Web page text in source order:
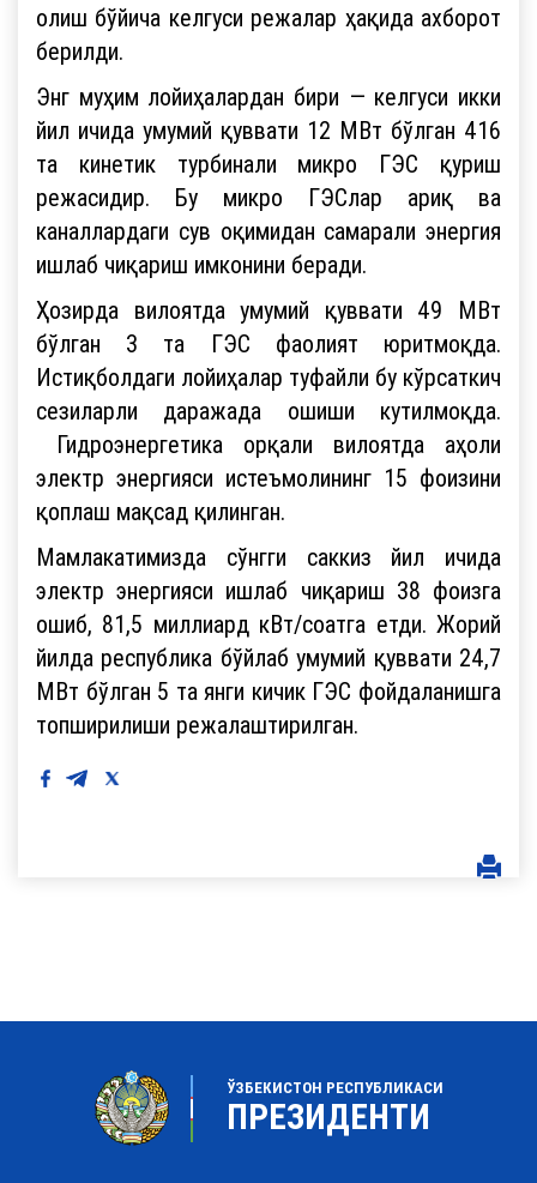
олиш бўйича келгуси режалар ҳақида ахборот
берилди.
Энг муҳим лойиҳалардан бири — келгуси икки
йил ичида умумий қуввати 12 МВт бўлган 416
та кинетик турбинали микро ГЭС қуриш
режасидир. Бу микро ГЭСлар ариқ ва
каналлардаги сув оқимидан самарали энергия
ишлаб чиқариш имконини беради.
Ҳозирда вилоятда умумий қуввати 49 МВт
бўлган 3 та ГЭС фаолият юритмоқда.
Истиқболдаги лойиҳалар туфайли бу кўрсаткич
сезиларли даражада ошиши кутилмоқда.
Гидроэнергетика орқали вилоятда аҳоли
электр энергияси истеъмолининг 15 фоизини
қоплаш мақсад қилинган.
Мамлакатимизда сўнгги саккиз йил ичида
электр энергияси ишлаб чиқариш 38 фоизга
ошиб, 81,5 миллиард кВт/соатга етди. Жорий
йилда республика бўйлаб умумий қуввати 24,7
МВт бўлган 5 та янги кичик ГЭС фойдаланишга
топширилиши режалаштирилган.
ЎЗБЕКИСТОН РЕСПУБЛИКАСИ
ПРЕЗИДЕНТИ